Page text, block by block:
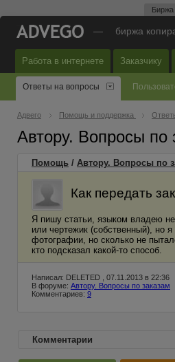
Биржа
— биржа
Работа в интернете Заказчику
Ответы на вопросы
Адвего Помощь и поддержка
Автору. Вопросы
Помощь / Автору. Вопросы по
Как передать
Я пишу статьи, языком владею
или чертежик (собственный), но
фотографии, но сколько не
кто подсказал какой-то способ.
Написал: DELETED , 07.11.2013 в 22:36
В форуме: Автору. Вопросы по заказам
Комментариев: 9
Комментарии